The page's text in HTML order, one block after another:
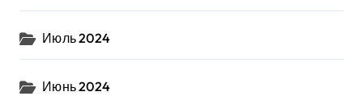
Июль 2024
Июнь 2024